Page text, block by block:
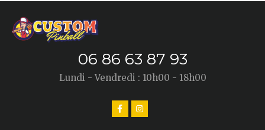
06 86 63 87 93
Lundi - Vendredi : 10h00 - 18h00